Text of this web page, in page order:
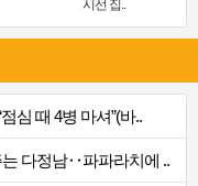
시선 집..
심 때 4병 마셔”(바..
다정남‥파파라치에 ..